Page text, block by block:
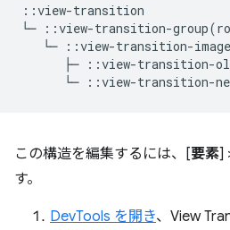
::view-transition
└─ ::view-transition-
└─ ::view-transition-
├─ ::view-transition-
この構造を編集するには、[要素]
す。
DevTools を開き、View